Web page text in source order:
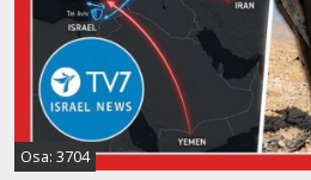
Osa: 3704